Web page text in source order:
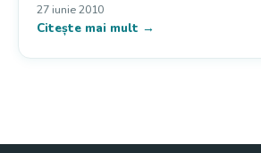
27 iunie 2010
Citește mai mult →